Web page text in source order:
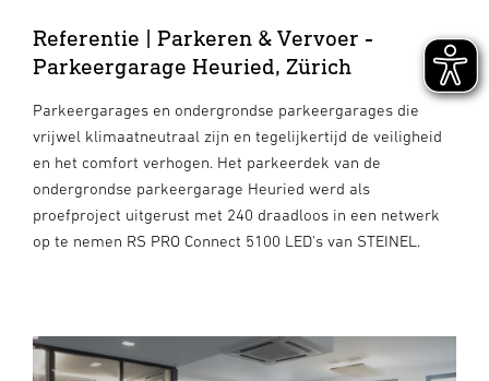
Referentie | Parkeren & Vervoer -
Parkeergarage Heuried, Zürich
Parkeergarages en ondergrondse parkeergarages die
vrijwel klimaatneutraal zijn en tegelijkertijd de veiligheid
en het comfort verhogen. Het parkeerdek van de
ondergrondse parkeergarage Heuried werd als
proefproject uitgerust met 240 draadloos in een netwerk
op te nemen RS PRO Connect 5100 LED's van STEINEL.